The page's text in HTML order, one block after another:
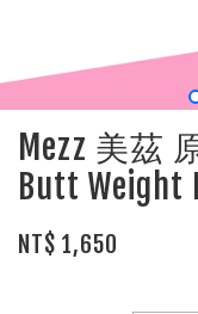
Mezz 美茲
Butt Weight
NT$ 1,650